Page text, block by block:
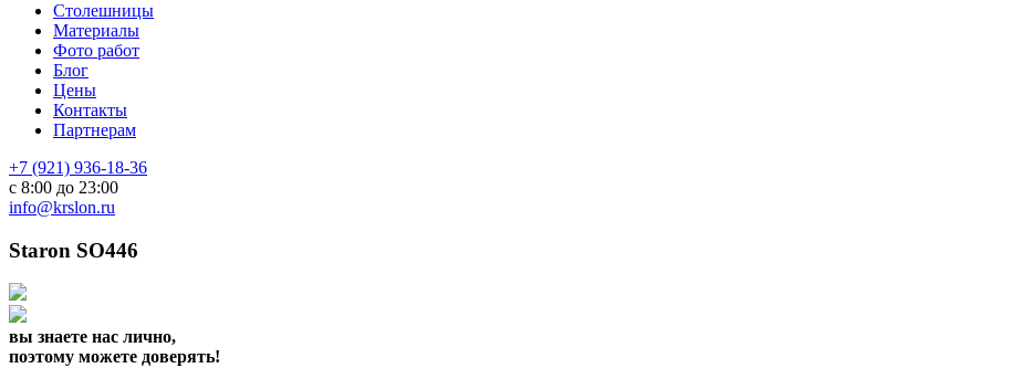
Столешницы
Материалы
Фото работ
Блог
Цены
Контакты
Партнерам
+7 (921) 936-18-36
с 8:00 до 23:00
info@krslon.ru
Staron SO446
вы знаете нас лично,
поэтому можете доверять!